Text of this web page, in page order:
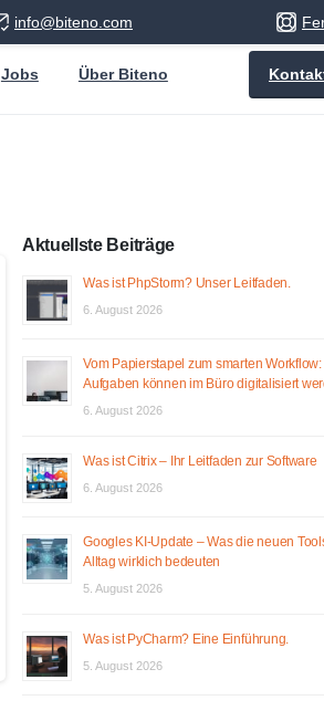
info@biteno.com
Jobs Über Biteno
Aktuellste Beiträge
Was ist PhpStorm? Unser Leitfaden.
6. August 2026
Vom Papierstapel zum smarten
Aufgaben können im Büro digitalisiert
6. August 2026
Was ist Citrix – Ihr Leitfaden zur Software
6. August 2026
Googles KI-Update – Was die neuen
Alltag wirklich bedeuten
5. August 2026
Was ist PyCharm? Eine Einführung.
5. August 2026